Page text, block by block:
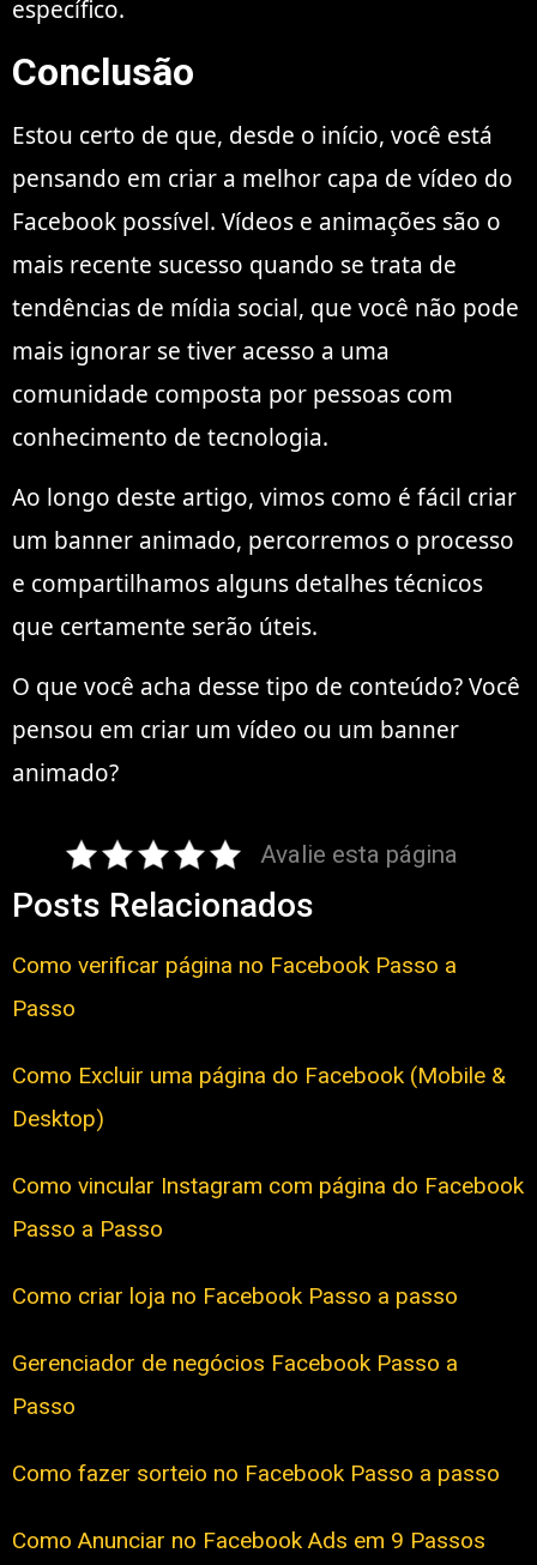
específico.
Conclusão
Estou certo de que, desde o início, você está
pensando em criar a melhor capa de vídeo do
Facebook possível. Vídeos e animações são o
mais recente sucesso quando se trata de
tendências de mídia social, que você não pode
mais ignorar se tiver acesso a uma
comunidade composta por pessoas com
conhecimento de tecnologia.
Ao longo deste artigo, vimos como é fácil criar
um banner animado, percorremos o processo
e compartilhamos alguns detalhes técnicos
que certamente serão úteis.
O que você acha desse tipo de conteúdo? Você
pensou em criar um vídeo ou um banner
animado?
Avalie esta página
Posts Relacionados
Como verificar página no Facebook Passo a
Passo
Como Excluir uma página do Facebook (Mobile &
Desktop)
Como vincular Instagram com página do Facebook
Passo a Passo
Como criar loja no Facebook Passo a passo
Gerenciador de negócios Facebook Passo a
Passo
Como fazer sorteio no Facebook Passo a passo
Como Anunciar no Facebook Ads em 9 Passos